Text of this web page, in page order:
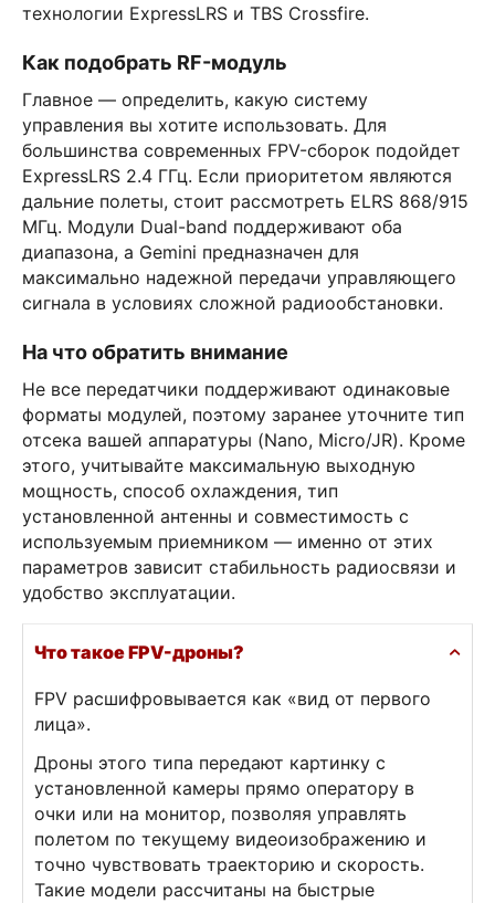
технологии ExpressLRS и TBS Crossfire.
Как подобрать RF-модуль
Главное — определить, какую систему
управления вы хотите использовать. Для
большинства современных FPV-сборок подойдет
ExpressLRS 2.4 ГГц. Если приоритетом являются
дальние полеты, стоит рассмотреть ELRS 868/915
МГц. Модули Dual-band поддерживают оба
диапазона, а Gemini предназначен для
максимально надежной передачи управляющего
сигнала в условиях сложной радиообстановки.
На что обратить внимание
Не все передатчики поддерживают одинаковые
форматы модулей, поэтому заранее уточните тип
отсека вашей аппаратуры (Nano, Micro/JR). Кроме
этого, учитывайте максимальную выходную
мощность, способ охлаждения, тип
установленной антенны и совместимость с
используемым приемником — именно от этих
параметров зависит стабильность радиосвязи и
удобство эксплуатации.
Что такое FPV-дроны?
FPV расшифровывается как «вид от первого
лица».
Дроны этого типа передают картинку с
установленной камеры прямо оператору в
очки или на монитор, позволяя управлять
полетом по текущему видеоизображению и
точно чувствовать траекторию и скорость.
Такие модели рассчитаны на быстрые